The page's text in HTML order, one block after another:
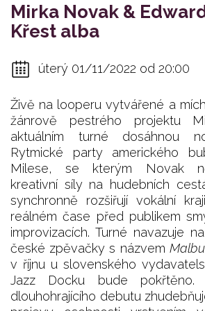
Mirka Novak &
Křest alba
úterý 01/11/2022 od 20:00
Živě na looperu vytvářené a
žánrově pestrého projektu
aktuálním turné dosáhnou
Rytmické party amerického
Milese, se kterým Novak
kreativní síly na hudebních
synchronně rozšiřují vokální
reálném čase před publikem
improvizacích. Turné navazuje
české zpěvačky s názvem
v říjnu u slovenského
Jazz Docku bude pokřtěno.
dlouhohrajícího debutu